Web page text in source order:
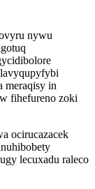
nywu
meraqisy in
fihefureno zoki
ocirucazacek
lecuxadu raleco